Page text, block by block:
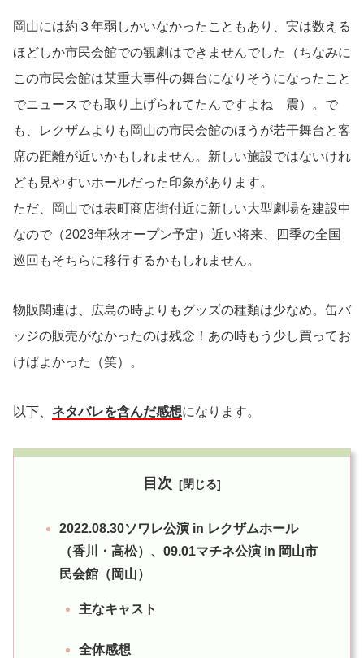
岡山には約３年弱しかいなかったこともあり、実は数える
ほどしか市民会館での観劇はできませんでした（ちなみに
この市民会館は某重大事件の舞台になりそうになったこと
でニュースでも取り上げられてたんですよね 震）。で
も、レクザムよりも岡山の市民会館のほうが若干舞台と客
席の距離が近いかもしれません。新しい施設ではないけれ
ども見やすいホールだった印象があります。
ただ、岡山では表町商店街付近に新しい大型劇場を建設中
なので（2023年秋オープン予定）近い将来、四季の全国
巡回もそちらに移行するかもしれません。
物販関連は、広島の時よりもグッズの種類は少なめ。缶バ
ッジの販売がなかったのは残念！あの時もう少し買ってお
けばよかった（笑）。
以下、 ネタバレを含んだ感想になります。
目次
2022.08.30ソワレ公演 in レクザムホール
（香川・高松）、09.01マチネ公演 in 岡山市
民会館（岡山）
主なキャスト
全体感想